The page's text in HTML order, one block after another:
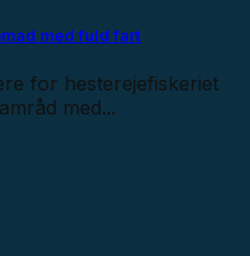
med fuld fart
for hesterejefiskeriet
med...